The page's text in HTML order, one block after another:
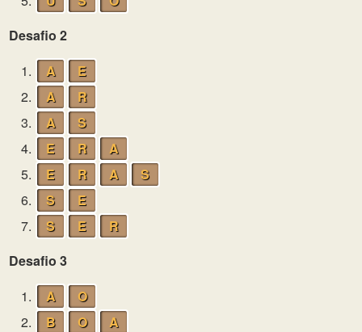
Desafio 2
1.
A
E
2.
A
R
3.
A
S
4.
E R
A
5.
E R A
S
6.
S
E
7.
S E
R
Desafio 3
1.
A
O
2.
B O
A